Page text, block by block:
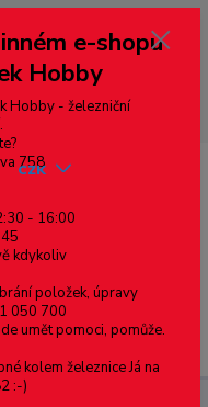
pokud chcete platit v eurech
měny - pravý horní roh ---
nevyzvednete, bude po
za poštovné, v opačném
a rušeny následující
Menu
CZK
e-shopu
Hobby
Hobby - železniční
758
- 16:00
kdykoliv
položek, úpravy
050 700
umět pomoci, pomůže.
kolem železnice Já na
:-)